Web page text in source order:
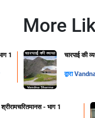
More
1 चारपाई की
द्वारा
श्रीरामचरितमानस - भाग 1